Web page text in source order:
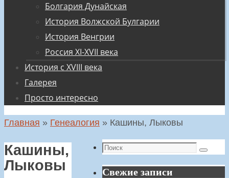
Болгария Дунайская
История Волжской Булгарии
История Венгрии
Россия XI-XVII века
История с XVIII века
Галерея
Просто интересно
Главная » Генеалогия » Кашины, Лыковы
Кашины,
Лыковы
Поиск
Поиск
Свежие записи